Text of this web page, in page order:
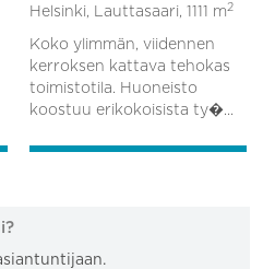
Helsinki, Lauttasaari, 1111 m2
Koko ylimmän, viidennen
kerroksen kattava tehokas
toimistotila. Huoneisto
koostuu erikokoisista ty�...